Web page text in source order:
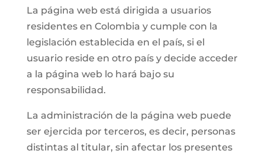
La página web está dirigida a usuarios
residentes en Colombia y cumple con la
legislación establecida en el país, si el
usuario reside en otro país y decide acceder
a la página web lo hará bajo su
responsabilidad.
La administración de la página web puede
ser ejercida por terceros, es decir, personas
distintas al titular, sin afectar los presentes